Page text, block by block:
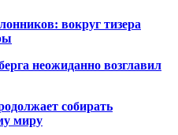
вокруг тизера
неожиданно возглавил
собирать
миру